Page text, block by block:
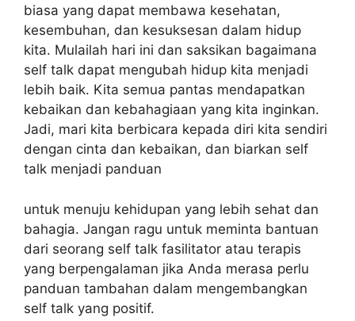
biasa yang dapat membawa kesehatan,
kesembuhan, dan kesuksesan dalam hidup
kita. Mulailah hari ini dan saksikan bagaimana
self talk dapat mengubah hidup kita menjadi
lebih baik. Kita semua pantas mendapatkan
kebaikan dan kebahagiaan yang kita inginkan.
Jadi, mari kita berbicara kepada diri kita sendiri
dengan cinta dan kebaikan, dan biarkan self
talk menjadi panduan
untuk menuju kehidupan yang lebih sehat dan
bahagia. Jangan ragu untuk meminta bantuan
dari seorang self talk fasilitator atau terapis
yang berpengalaman jika Anda merasa perlu
panduan tambahan dalam mengembangkan
self talk yang positif.